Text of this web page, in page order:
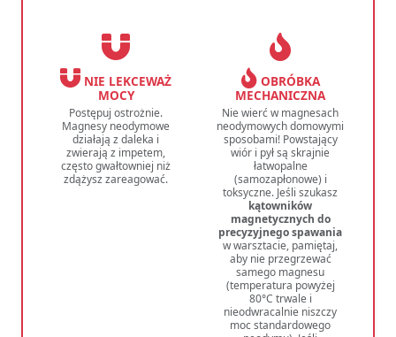
NIE LEKCEWAŻ
MOCY
Postępuj ostrożnie.
Magnesy neodymowe
działają z daleka i
zwierają z impetem,
często gwałtowniej niż
zdążysz zareagować.
OBRÓBKA
MECHANICZNA
Nie wierć w magnesach
neodymowych domowymi
sposobami! Powstający
wiór i pył są skrajnie
łatwopalne
(samozapłonowe) i
toksyczne. Jeśli szukasz
kątowników
magnetycznych do
precyzyjnego spawania
w warsztacie, pamiętaj,
aby nie przegrzewać
samego magnesu
(temperatura powyżej
80°C trwale i
nieodwracalnie niszczy
moc standardowego